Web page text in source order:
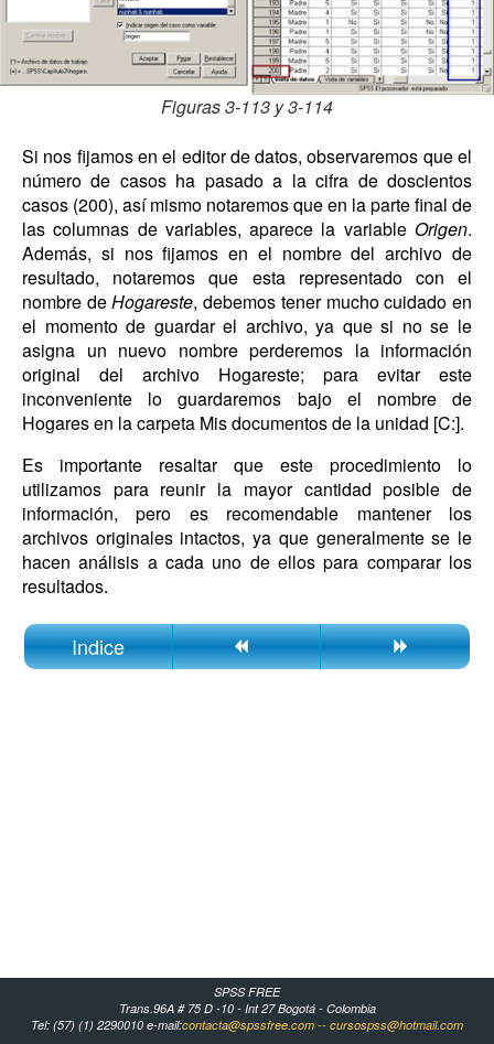
Figuras 3-113 y 3-114
Si nos fijamos en el editor de datos, observaremos que el
número de casos ha pasado a la cifra de doscientos
casos (200), así mismo notaremos que en la parte final de
las columnas de variables, aparece la variable Origen.
Además, si nos fijamos en el nombre del archivo de
resultado, notaremos que esta representado con el
nombre deHogareste, debemos tener mucho cuidado en
el momento de guardar el archivo, ya que si no se le
asigna un nuevo nombre perderemos la información
original del archivo Hogareste; para evitar este
inconveniente lo guardaremos bajo el nombre de
Hogares en la carpeta Mis documentos de la unidad [C:].
Es importante resaltar que este procedimiento lo
utilizamos para reunir la mayor cantidad posible de
información, pero es recomendable mantener los
archivos originales intactos, ya que generalmente se le
hacen análisis a cada uno de ellos para comparar los
resultados.
Indice
SPSS FREE
Trans.96A # 75 D -10 - Int 27Bogotá - Colombia
Tel: (57) (1) 2290010 e-mail:contacta@spssfree.com -- cursospss@hotmail.com